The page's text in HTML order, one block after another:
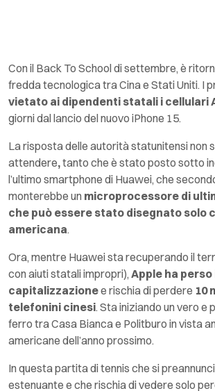
Con il Back To School di settembre, è
fredda tecnologica tra Cina e Stati Uniti. I
vietato ai dipendenti statali i cellulari
giorni dal lancio del nuovo iPhone 15.
La risposta delle autorità statunitensi non
attendere,tanto che è stato posto sotto
l’ultimo smartphone di Huawei, che
monterebbe un microprocessore di
che può essere stato disegnato solo
americana.
Ora, mentre Huawei sta recuperando il
con aiuti statali impropri), Apple ha perso
capitalizzazionee rischia di perdere 10
telefonini cinesi. Sta iniziando un vero e
ferro tra Casa Bianca e Politburo in vista
americane dell’anno prossimo.
In questa partita di tennis che si
estenuante e che rischia di vedere solo